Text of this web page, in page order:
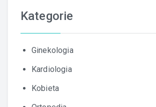
Kategorie
Ginekologia
Kardiologia
Kobieta